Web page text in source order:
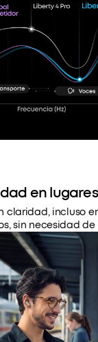
en
claridad, incluso
sin necesidad de